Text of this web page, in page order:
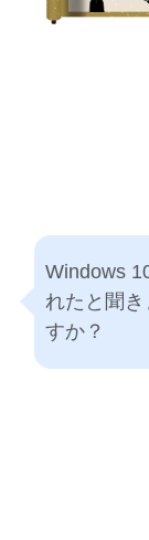
Windows
れたと聞
すか？